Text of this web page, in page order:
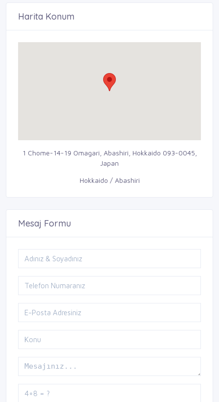
Harita Konum
1 Chome-14-19 Omagari, Abashiri, Hokkaido 093-0045,
Japan
Hokkaido / Abashiri
Mesaj Formu